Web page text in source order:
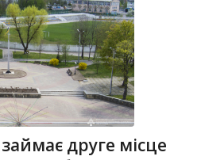
друге місце